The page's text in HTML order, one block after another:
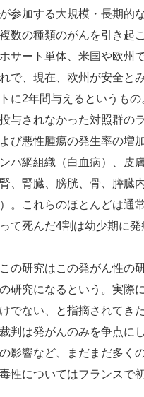
参加する大規模・長期的
数の種類のがんを引き起
サート単体、米国や欧州
で、現在、欧州が安全と
に2年間与えるというも
与されなかった対照群の
び悪性腫瘍の発生率の増
パ網組織（白血病）、皮
、腎臓、膀胱、骨、膵臓
。これらのほとんどは通
て死んだ4割は幼少期に発
の研究はこの発がん性の
研究になるという。実際
でない、と指摘されてき
判は発がんのみを争点に
影響など、まだまだ多く
性についてはフランスで